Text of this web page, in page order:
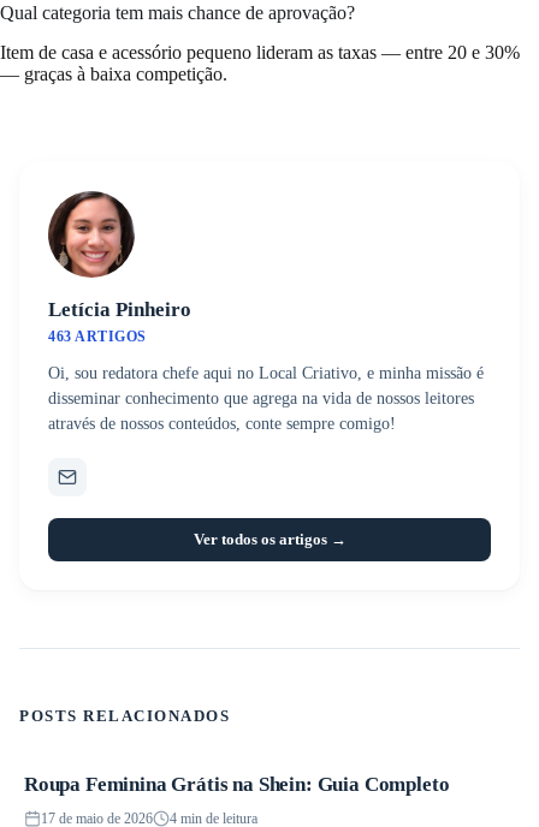
Qual categoria tem mais chance de aprovação?
Item de casa e acessório pequeno lideram as taxas — entre 20 e 30%
— graças à baixa competição.
Letícia Pinheiro
463 ARTIGOS
Oi, sou redatora chefe aqui no Local Criativo, e minha missão é
disseminar conhecimento que agrega na vida de nossos leitores
através de nossos conteúdos, conte sempre comigo!
Ver todos os artigos →
POSTS RELACIONADOS
Promoções
Roupa Feminina Grátis na Shein: Guia Completo
17 de maio de 2026 4 min de leitura